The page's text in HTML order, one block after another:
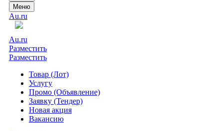
Меню
Au.ru
Au.ru
Разместить
Разместить
Товар (Лот)
Услугу
Промо (Объявление)
Заявку (Тендер)
Новая акция
Вакансию